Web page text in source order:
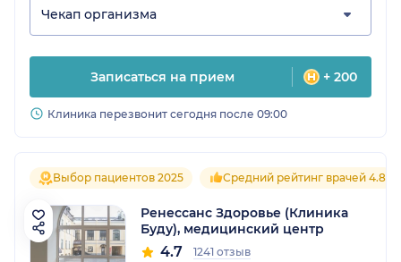
Чекап организма
Записаться на прием + 200
Клиника перезвонит сегодня после 09:00
Выбор пациентов 2025 Средний рейтинг врачей 4.8
Ренессанс Здоровье (Клиника
Буду), медицинский центр
4.7 1241 отзыв